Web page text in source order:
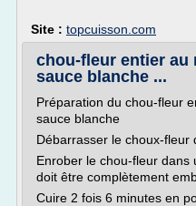
Site : topcuisson.com
chou-fleur entier au
sauce blanche ...
Préparation du chou-fleur
sauce blanche
Débarrasser le choux-fleur
Enrober le chou-fleur dans
doit être complètement
Cuire 2 fois 6 minutes en